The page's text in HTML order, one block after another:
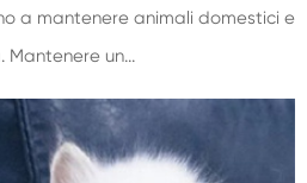
a mantenere animali domestici e
un...